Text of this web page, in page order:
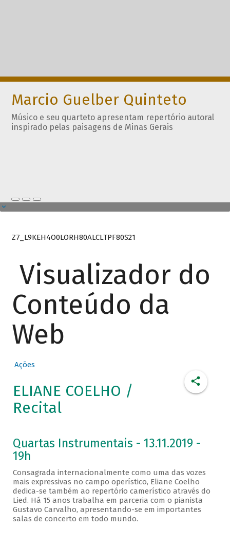
Marcio Guelber Quinteto
Músico e seu quarteto apresentam repertório autoral
inspirado pelas paisagens de Minas Gerais
Z7_L9KEH4O0LORH80ALCLTPF80S21
Visualizador do
Conteúdo da
Web
Ações
ELIANE COELHO /
Recital
Quartas Instrumentais - 13.11.2019 -
19h
Consagrada internacionalmente como uma das vozes
mais expressivas no campo operístico, Eliane Coelho
dedica-se também ao repertório camerístico através do
Lied. Há 15 anos trabalha em parceria com o pianista
Gustavo Carvalho, apresentando-se em importantes
salas de concerto em todo mundo.